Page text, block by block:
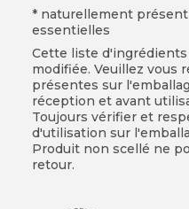
* naturellement
essentielles
Cette liste
modifiée. Veuillez vous
présentes sur
réception et avant
Toujours vérifier et
d'utilisation sur
Produit non scellé ne
retour.